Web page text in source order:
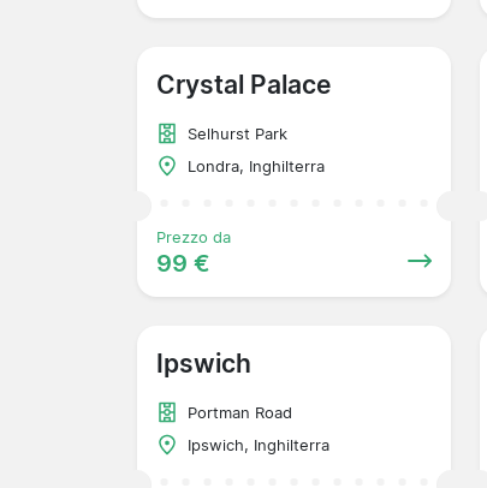
Crystal Palace
Selhurst Park
Londra, Inghilterra
Prezzo da
99 €
Ipswich
Portman Road
Ipswich, Inghilterra